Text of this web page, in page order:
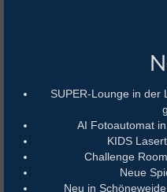
SUPER-Lounge in der
AI Fotoautomat
KIDS
Challenge
Neue
Neu in